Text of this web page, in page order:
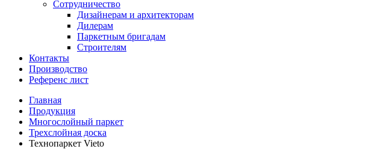
Сотрудничество
Дизайнерам и архитекторам
Дилерам
Паркетным бригадам
Строителям
Контакты
Производство
Референс лист
Главная
Продукция
Многослойный паркет
Трехслойная доска
Технопаркет Vieto